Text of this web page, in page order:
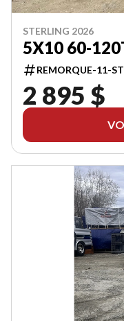
STERLING 2026
5X10 60-
REMORQUE-11-
2 895 $